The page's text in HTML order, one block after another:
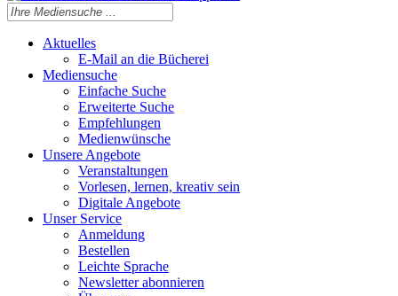
Aktuelles
E-Mail an die Bücherei
Mediensuche
Einfache Suche
Erweiterte Suche
Empfehlungen
Medienwünsche
Unsere Angebote
Veranstaltungen
Vorlesen, lernen, kreativ sein
Digitale Angebote
Unser Service
Anmeldung
Bestellen
Leichte Sprache
Newsletter abonnieren